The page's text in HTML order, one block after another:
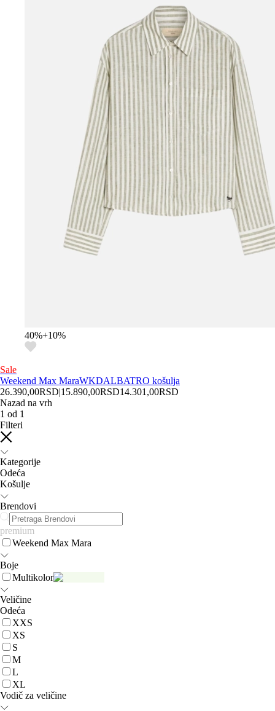
40%+10%
Sale
Weekend Max MaraWKDALBATRO košulja
26.390,00RSD|15.890,00RSD14.301,00RSD
Nazad na vrh
1 od 1
Filteri
Kategorije
Odeća
Košulje
Brendovi
premium
Weekend Max Mara
Boje
Multikolor
Veličine
Odeća
XXS
XS
S
M
L
XL
Vodič za veličine